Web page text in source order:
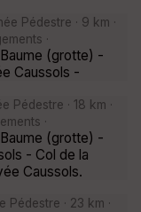
Pédestre · 9 km ·
·
(grotte) -
Caussols -
Pédestre · 18 km ·
·
(grotte) -
- Col de la
Caussols.
Pédestre · 23 km ·